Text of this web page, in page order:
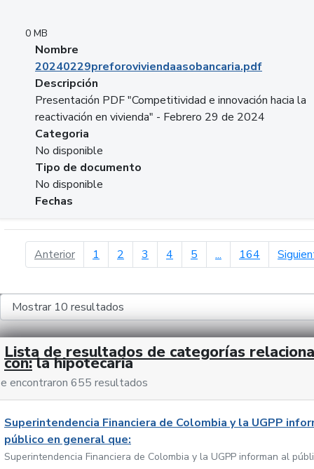
0 MB
Nombre
20240229preforoviviendaasobancaria.pdf
Descripción
Presentación PDF "Competitividad e innovación hacia la
reactivación en vivienda" - Febrero 29 de 2024
Categoria
No disponible
Tipo de documento
No disponible
Fechas
Anteriorpágina anterior
1 2 3 4 5 ... 164
Lista de resultados de categorías
con: la hipotecaria
encontraron 655 resultados
Superintendencia Financiera de Colombia y la UGPP
público en general que:
Superintendencia Financiera de Colombia y la UGPP informan al